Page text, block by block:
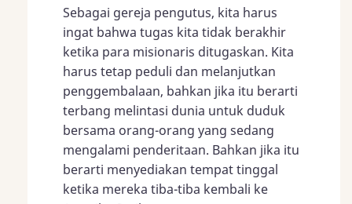
Sebagai gereja pengutus, kita harus
ingat bahwa tugas kita tidak berakhir
ketika para misionaris ditugaskan. Kita
harus tetap peduli dan melanjutkan
penggembalaan, bahkan jika itu berarti
terbang melintasi dunia untuk duduk
bersama orang-orang yang sedang
mengalami penderitaan. Bahkan jika itu
berarti menyediakan tempat tinggal
ketika mereka tiba-tiba kembali ke